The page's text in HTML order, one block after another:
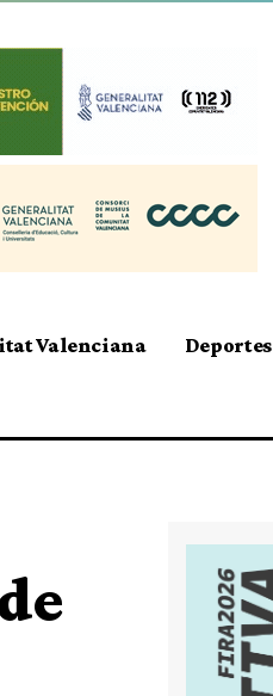
Valenciana Deportes